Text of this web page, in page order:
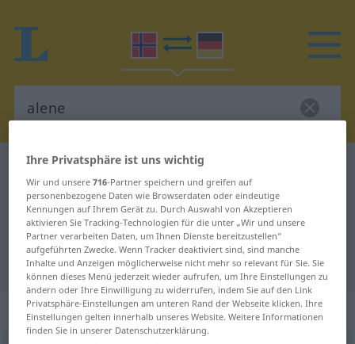
Norwegisch-Deutsch Wörterbuch
Norwegisch-Deutsch Übersetzung
für "alene"
"alene" Deutsch Übersetzung
„alene“
Ihre Privatsphäre ist uns wichtig
Wir und unsere716-Partner speichern und greifen auf
personenbezogene Daten wie Browserdaten oder eindeutige
Kennungen auf Ihrem Gerät zu. Durch Auswahl von Akzeptieren
aktivieren Sie Tracking-Technologien für die unter „Wir und unsere
Partner verarbeiten Daten, um Ihnen Dienste bereitzustellen“
aufgeführten Zwecke. Wenn Tracker deaktiviert sind, sind manche
Inhalte und Anzeigen möglicherweise nicht mehr so relevant für Sie. Sie
können dieses Menü jederzeit wieder aufrufen, um Ihre Einstellungen zu
ändern oder Ihre Einwilligung zu widerrufen, indem Sie auf den Link
Privatsphäre-Einstellungen am unteren Rand der Webseite klicken. Ihre
Einstellungen gelten innerhalb unseres Website. Weitere Informationen
finden Sie in unserer Datenschutzerklärung.